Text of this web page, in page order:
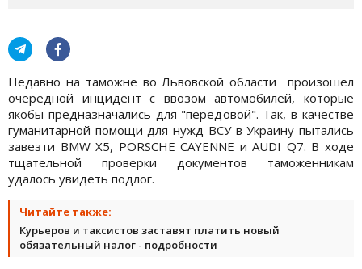
Недавно на таможне во Львовской области произошел
очередной инцидент с ввозом автомобилей, которые
якобы предназначались для "передовой". Так, в качестве
гуманитарной помощи для нужд ВСУ в Украину пытались
завезти BMW X5, PORSCHE CAYENNE и AUDI Q7. В ходе
тщательной проверки документов таможенникам
удалось увидеть подлог.
Читайте также:
Курьеров и таксистов заставят платить новый
обязательный налог - подробности